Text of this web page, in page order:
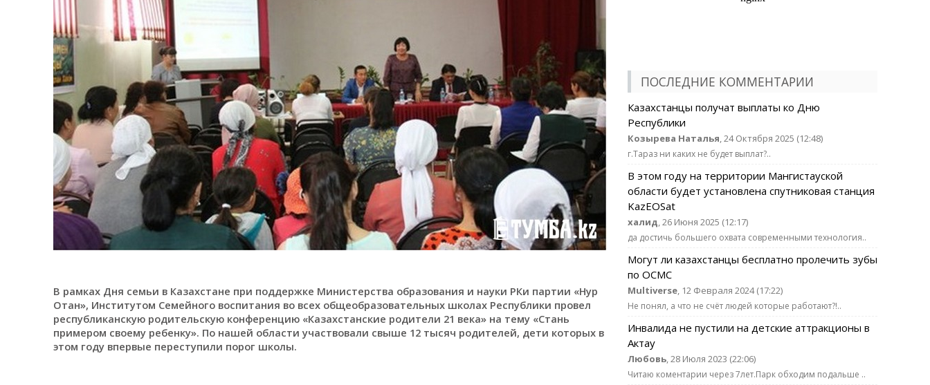
В рамках Дня семьи в Казахстане при поддержке Министерства образования и науки РКи партии «Нур
Отан», Институтом Семейного воспитания во всех общеобразовательных школах Республики провел
республиканскую родительскую конференцию «Казахстанские родители 21 века» на тему «Стань
примером своему ребенку». По нашей области участвовали свыше 12 тысяч родителей, дети которых в
этом году впервые переступили порог школы.
ПОСЛЕДНИЕ КОММЕНТАРИИ
Казахстанцы получат выплаты ко Дню
Республики
Козырева Наталья, 24 Октября 2025 (12:48)
г.Тараз ни каких не будет выплат?..
В этом году на территории Мангистауской
области будет установлена спутниковая станция
KazEOSat
халид, 26 Июня 2025 (12:17)
да достичь большего охвата современными технология..
Могут ли казахстанцы бесплатно пролечить зубы
по ОСМС
Multiverse, 12 Февраля 2024 (17:22)
Не понял, а что не счёт людей которые работают?!..
Инвалида не пустили на детские аттракционы в
Актау
Любовь, 28 Июля 2023 (22:06)
Читаю коментарии через 7лет.Парк обходим подальше ..